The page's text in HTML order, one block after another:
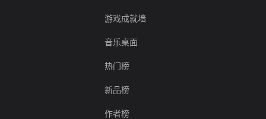
游戏成就墙
音乐桌面
热门榜
新品榜
作者榜